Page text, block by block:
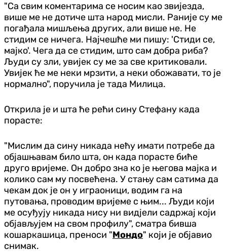
"Са свим коментарима се носим као звијезда,
више ме не дотиче шта народ мисли. Раније су ме
погађала мишљења других, али више не. Не
стидим се ничега. Најчешће ми пишу: 'Стиди се,
мајко'. Чега да се стидим, што сам добра риба?
Људи су зли, увијек су ме за све критиковали.
Увијек ће ме неки мрзити, а неки обожавати, то је
нормално", поручила је тада Милица.
Открила је и шта ће рећи сину Стефану када
порасте:
"Мислим да сину никада нећу имати потребе да
објашњавам било шта, он када порасте биће
друго вријеме. Он добро зна ко је његова мајка и
колико сам му посвећена. У стању сам сатима да
чекам док је он у играоници, водим га на
путовања, проводим вријеме с њим... Људи који
ме осуђују никада нису ни видјели садржај који
објављујем на свом профилу", сматра бивша
кошаркашица, преноси "Мондо" који је објавио
снимак.